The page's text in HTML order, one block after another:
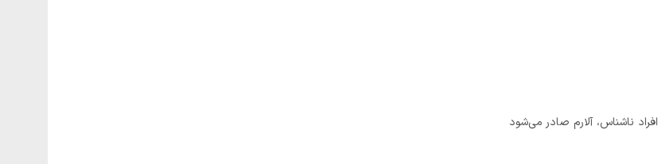
ناشناس، آلارم صادر می‌شود